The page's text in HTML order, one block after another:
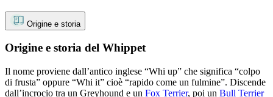
Origine e storia
Origine e storia del Whippet
Il nome proviene dall’antico inglese “Whi up” che significa “colpo
di frusta” oppure “Whi it” cioè “rapido come un fulmine”. Discende
dall’incrocio tra un Greyhound e un Fox Terrier, poi un Bull Terrier